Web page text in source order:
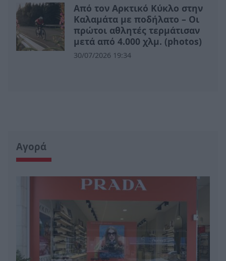
Από τον Αρκτικό Κύκλο στην
Καλαμάτα με ποδήλατο – Οι
πρώτοι αθλητές τερμάτισαν
μετά από 4.000 χλμ. (photos)
30/07/2026 19:34
Αγορά